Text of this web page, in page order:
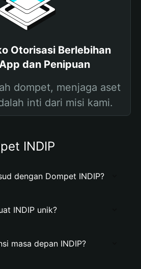
Otorisasi Berlebihan
dan Penipuan
dompet, menjaga aset
inti dari misi kami.
INDIP
dengan Dompet INDIP?
INDIP unik?
masa depan INDIP?